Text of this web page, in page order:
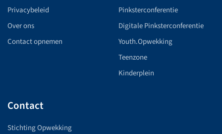
Privacybeleid
Over ons
Contact opnemen
Pinksterconferentie
Digitale Pinksterconferentie
Youth.Opwekking
Teenzone
Kinderplein
Contact
Stichting Opwekking